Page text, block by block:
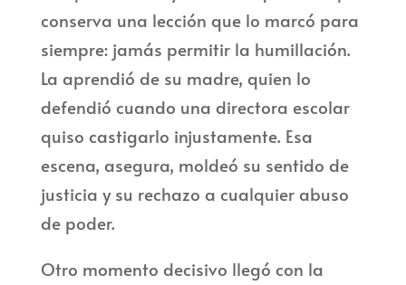
conserva una lección que lo marcó para
siempre: jamás permitir la humillación.
La aprendió de su madre, quien lo
defendió cuando una directora escolar
quiso castigarlo injustamente. Esa
escena, asegura, moldeó su sentido de
justicia y su rechazo a cualquier abuso
de poder.
Otro momento decisivo llegó con la